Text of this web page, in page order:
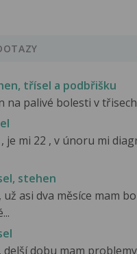
třísel a podbřišku
na palivé bolesti v
je mi 22 , v únoru mi
stehen
asi dva měsíce mam
delší dobu mam